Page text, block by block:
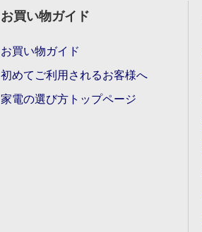
お買い物ガイド
お買い物ガイド
初めてご利用されるお客様へ
家電の選び方トップページ